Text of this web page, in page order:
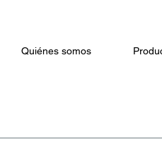
Quiénes somos